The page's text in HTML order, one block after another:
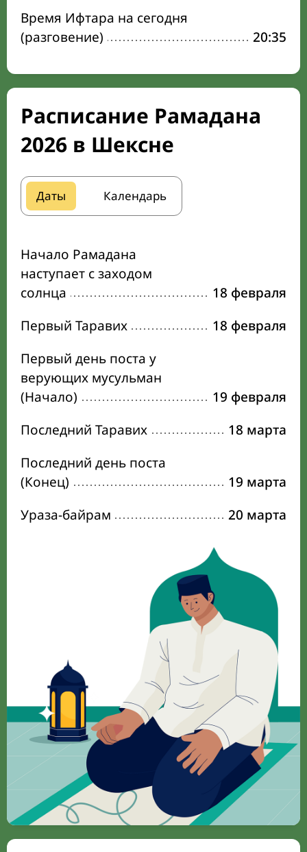
Время Ифтара на сегодня
(разговение)
20:35
Расписание Рамадана
2026 в Шексне
Даты Календарь
Начало Рамадана
наступает с заходом
солнца
18 февраля
Первый Таравих
18 февраля
Первый день поста у
верующих мусульман
(Начало)
19 февраля
Последний Таравих
18 марта
Последний день поста
(Конец)
19 марта
Ураза-байрам
20 марта